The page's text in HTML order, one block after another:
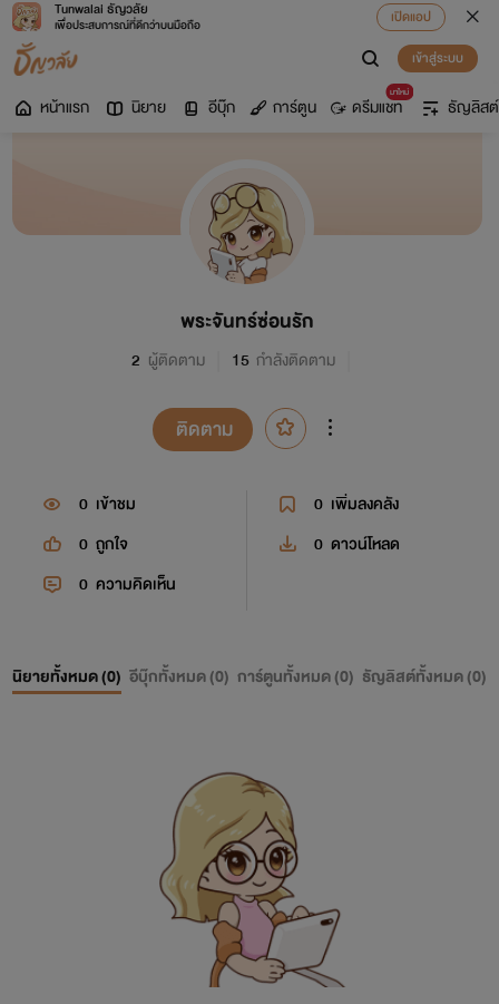
Tunwalai ธัญวลัย
เพื่อประสบการณ์ที่ดีกว่าบนมือถือ
เปิดแอป
เข้าสู่ระบบ
หน้าแรก นิยาย อีบุ๊ก การ์ตูน
มาใหม่
ดรีมแชท ธัญลิสต์
พระจันทร์ซ่อนรัก
2 ผู้ติดตาม 15 กำลังติดตาม
ติดตาม
0 เข้าชม 0 เพิ่มลงคลัง
0 ถูกใจ 0 ดาวน์โหลด
0 ความคิดเห็น
นิยายทั้งหมด (0) อีบุ๊กทั้งหมด (0) การ์ตูนทั้งหมด (0) ธัญลิสต์ทั้งหมด (0)